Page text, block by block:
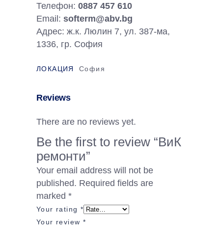
Телефон: 0887 457 610
Email: softerm@abv.bg
Адрес: ж.к. Люлин 7, ул. 387-ма,
1336, гр. София
ЛОКАЦИЯ София
Reviews
There are no reviews yet.
Be the first to review “ВиК
ремонти”
Your email address will not be
published. Required fields are
marked *
Your rating *
Your review *